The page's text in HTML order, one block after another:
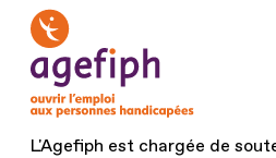
L'Agefiph est chargée de